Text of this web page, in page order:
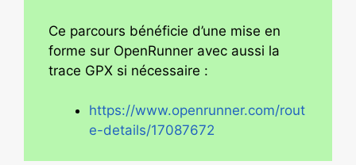
Ce parcours bénéficie d’une mise en
forme sur OpenRunner avec aussi la
trace GPX si nécessaire :
https://www.openrunner.com/rout
e-details/17087672